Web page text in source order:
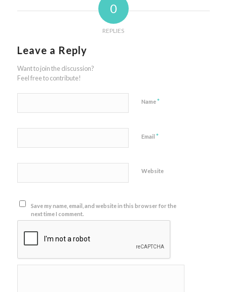
0
REPLIES
Leave a Reply
Want to join the discussion?
Feel free to contribute!
Name*
Email *
Website
Save my name, email, and website in this browser for the
next time I comment.